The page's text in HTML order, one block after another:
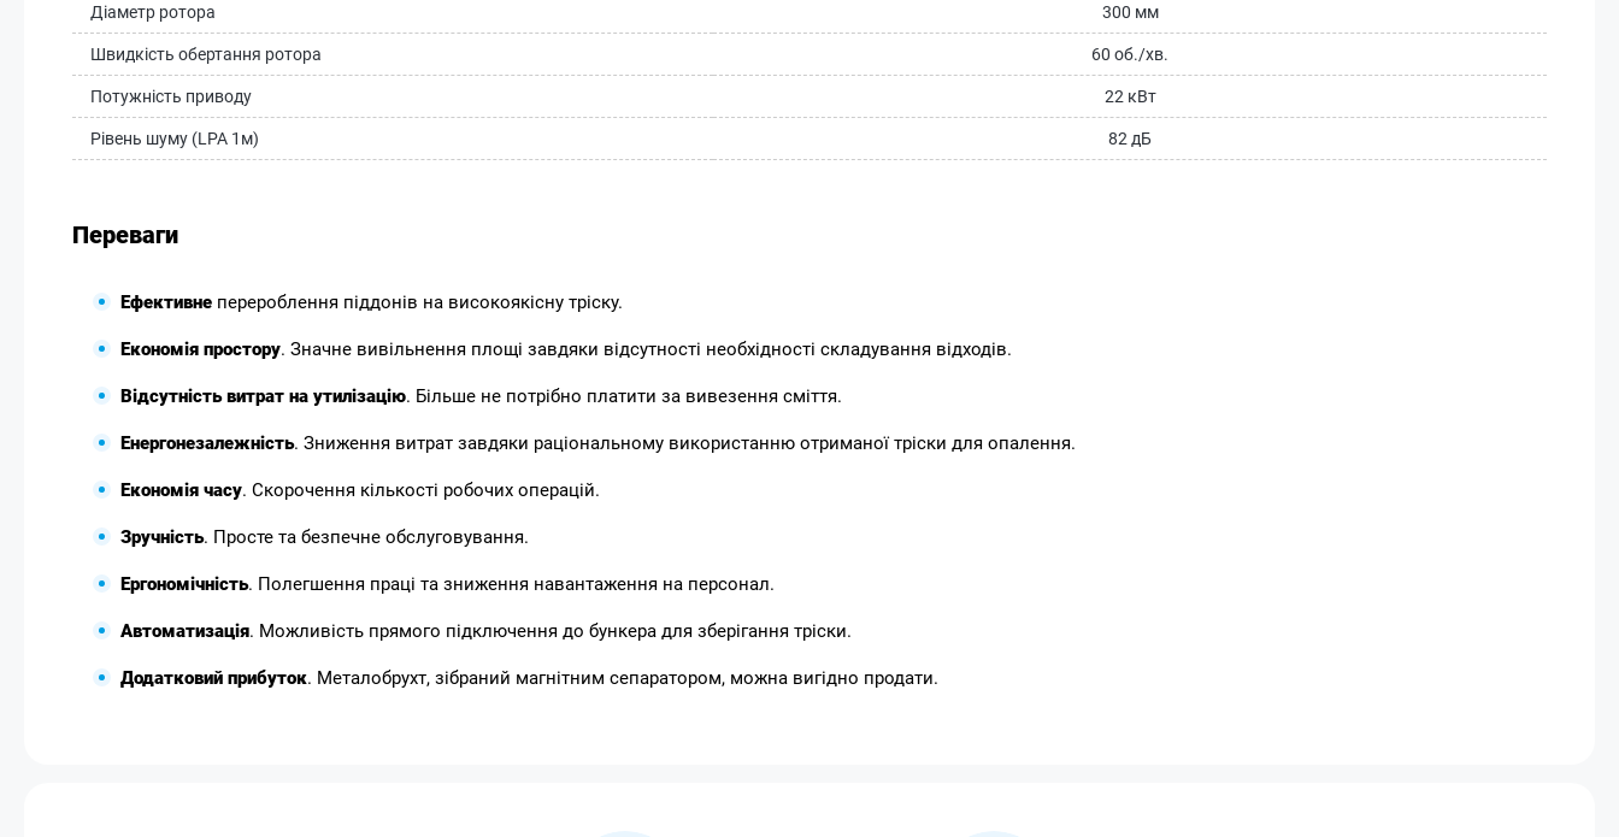
Діаметр ротора 300 мм
Швидкість обертання ротора 60 об./хв.
Потужність приводу 22 кВт
Рівень шуму (LPA 1м) 82 дБ
Переваги
Ефективне перероблення піддонів на високоякісну тріску.
Економія простору. Значне вивільнення площі завдяки відсутності необхідності складування відходів.
Відсутність витрат на утилізацію. Більше не потрібно платити за вивезення сміття.
Енергонезалежність. Зниження витрат завдяки раціональному використанню отриманої тріски для опалення.
Економія часу. Скорочення кількості робочих операцій.
Зручність. Просте та безпечне обслуговування.
Ергономічність. Полегшення праці та зниження навантаження на персонал.
Автоматизація. Можливість прямого підключення до бункера для зберігання тріски.
Додатковий прибуток. Металобрухт, зібраний магнітним сепаратором, можна вигідно продати.